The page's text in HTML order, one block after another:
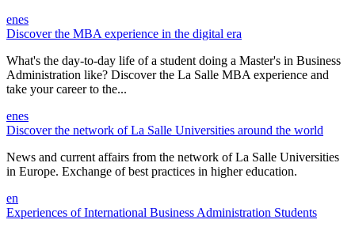
enes
Discover the MBA experience in the digital era
What's the day-to-day life of a student doing a Master's in Business
Administration like? Discover the La Salle MBA experience and
take your career to the...
enes
Discover the network of La Salle Universities around the world
News and current affairs from the network of La Salle Universities
in Europe. Exchange of best practices in higher education.
en
Experiences of International Business Administration Students